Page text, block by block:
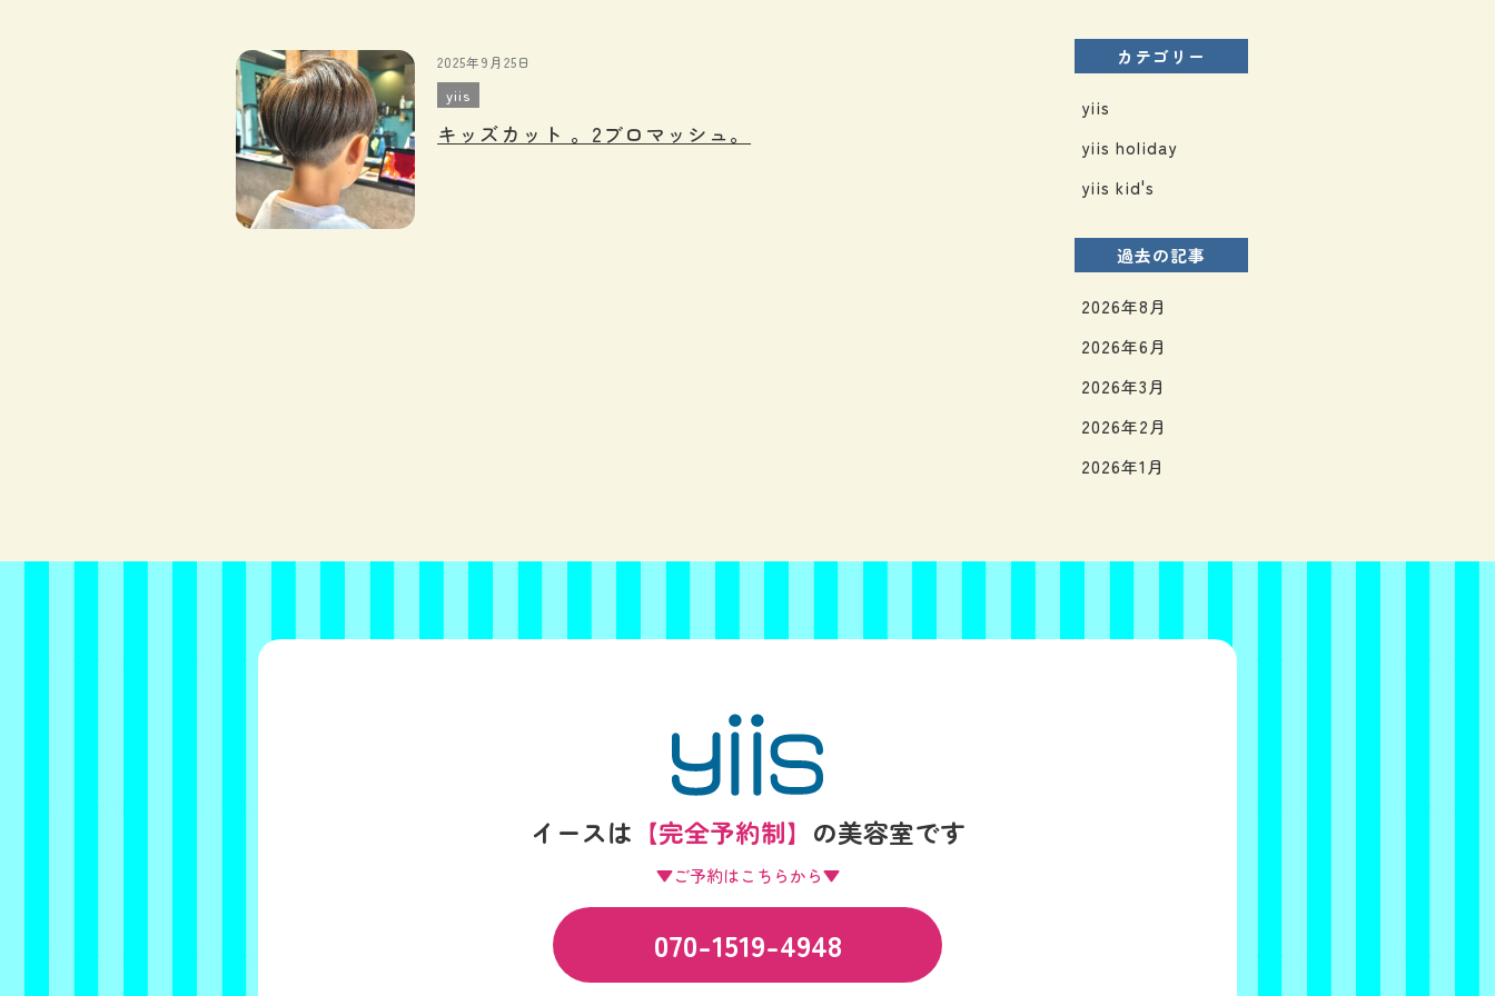
2025年9月25日
yiis
キッズカット 。2ブロマッシュ。
カテゴリー
yiis
yiis holiday
yiis kid's
過去の記事
2026年8月
2026年6月
2026年3月
2026年2月
2026年1月
イースは 【完全予約制】 の美容室です
▼ご予約はこちらから▼
070-1519-4948